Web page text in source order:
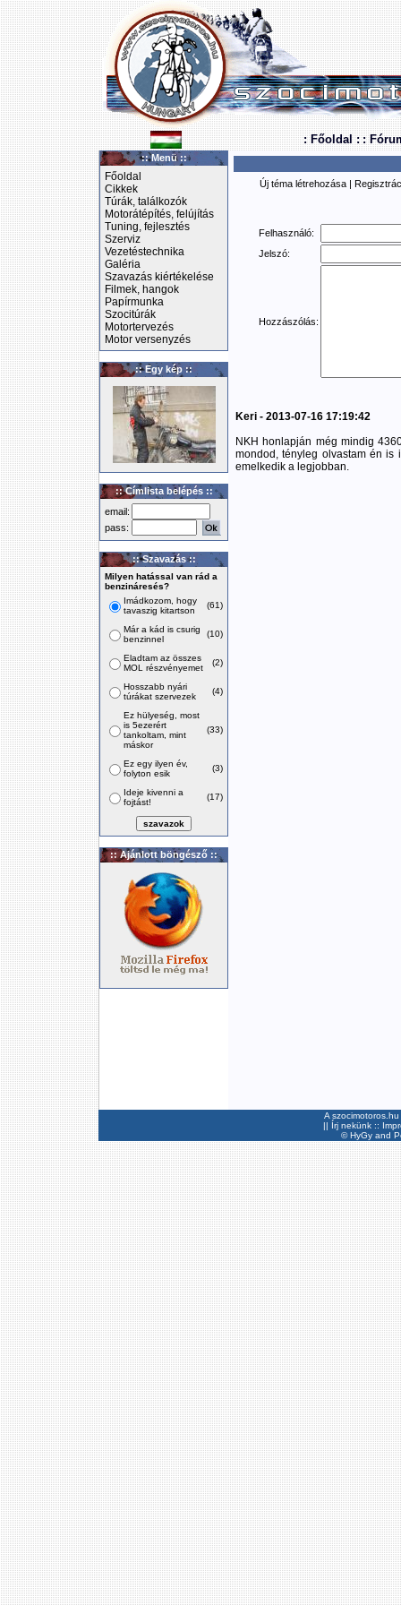
: Főoldal : :
:: Menü ::
Főoldal
Cikkek
Túrák, találkozók
Motorátépítés, felújítás
Tuning, fejlesztés
Szerviz
Vezetéstechnika
Galéria
Szavazás kiértékelése
Filmek, hangok
Papírmunka
Szocitúrák
Motortervezés
Motor versenyzés
:: Egy kép ::
:: Címlista belépés ::
email:
pass:
:: Szavazás ::
Milyen hatással van rád a
benzináresés?
Imádkozom, hogy
tavaszig kitartson
(61)
Már a kád is csurig
benzinnel
(10)
Eladtam az összes
MOL részvényemet
(2)
Hosszabb nyári
túrákat szervezek
(4)
Ez hülyeség, most
is 5ezerért
tankoltam, mint
máskor
(33)
Ez egy ilyen év,
folyton esik
(3)
Ideje kivenni a
fojtást!
(17)
:: Ajánlott böngésző ::
Új téma létrehozása |
Felhasználó:
Jelszó:
Hozzászólás:
Keri - 2013-07-16 17:19:42
NKH honlapján még mindig
mondod, tényleg olvastam én is
emelkedik a legjobban.
A
|| Írj nekünk ::
©HyGyand